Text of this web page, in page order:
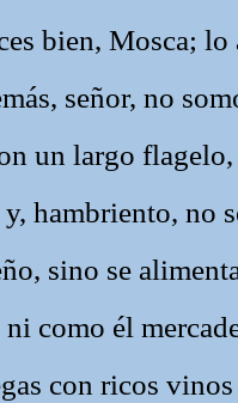
bien, Mosca; lo
señor, no
un largo
hambriento, no
sino se
ni como él
con ricos